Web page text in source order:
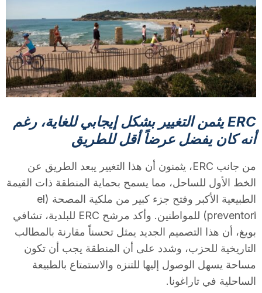
d
e
r
a
ERC يثمن التغيير بشكل إيجابي للغاية، رغم
أنه كان يفضل عرضاً أقل للطريق
من جانب ERC، يثمنون أن هذا التغيير يبعد الطريق عن
الخط الأول للساحل، مما يسمح بحماية المنطقة ذات القيمة
الطبيعية الأكبر وفتح جزء كبير من ملكية المصحة (el
preventori) للمواطنين. وأكد مرشح ERC للبلدية، تشافي
بويغ، أن هذا التصميم الجديد يمثل تحسناً مقارنة بالمطالب
التاريخية للحزب، وشدد على أن المنطقة يجب أن تكون
مساحة يسهل الوصول إليها للتنزه والاستمتاع بالطبيعة
الساحلية في تاراغونا.